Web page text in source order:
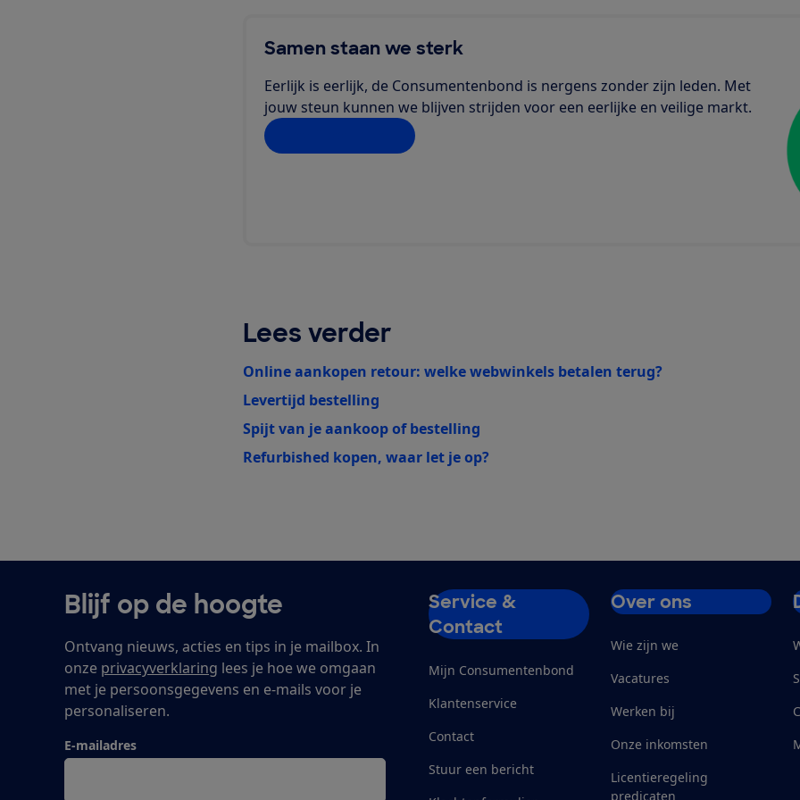
Samen staan we sterk
Eerlijk is eerlijk, de Consumentenbond is nergens zonder zijn leden. Met
jouw steun kunnen we blijven strijden voor een eerlijke en veilige markt.
Lees verder
Online aankopen retour: welke webwinkels betalen terug?
Levertijd bestelling
Spijt van je aankoop of bestelling
Refurbished kopen, waar let je op?
Blijf op de hoogte
Ontvang nieuws, acties en tips in je mailbox. In
onze privacyverklaring lees je hoe we omgaan
met je persoonsgegevens en e-mails voor je
personaliseren.
E-mailadres
Service &
Contact
Mijn Consumentenbond
Klantenservice
Contact
Stuur een bericht
Over ons
Wie zijn we
Vacatures
Werken bij
Onze inkomsten
Licentieregeling
predicaten